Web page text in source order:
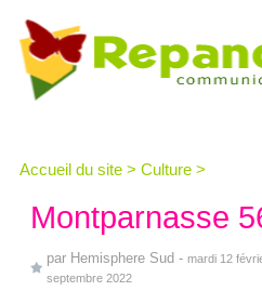
Accueil du site > Culture >
Montparnasse
par Hemisphere Sud - mardi 12
septembre 2022